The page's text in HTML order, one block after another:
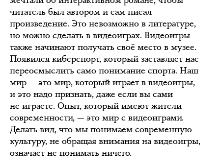
читатель был автором и сам писал
произведение. Это невозможно в литературе,
но можно сделать в видеоиграх. Видеоигры
также начинают получать своё место в музее.
Появился киберспорт, который заставляет нас
переосмыслить само понимание спорта. Наш
мир — это мир, который играет в видеоигры,
и это надо признать, даже если вы сами
не играете. Опыт, который имеют жители
современности, — это мир с видеоиграми.
Делать вид, что мы понимаем современную
культуру, не обращая внимания на видеоигры,
означает не понимать ничего.